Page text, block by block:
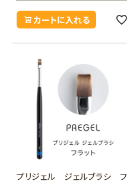
カートに入れる
プリジェル ジェルブラシ フ